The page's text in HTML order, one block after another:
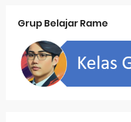
Grup Belajar Rame